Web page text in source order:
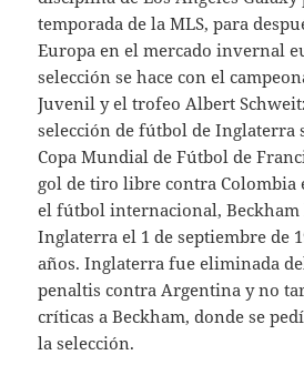
temporada de la MLS, para
Europa en el mercado invernal
selección se hace con el
Juvenil y el trofeo Albert
selección de fútbol de Inglaterra
Copa Mundial de Fútbol de
gol de tiro libre contra Colombia
el fútbol internacional,
Inglaterra el 1 de septiembre de
años. Inglaterra fue eliminada
penaltis contra Argentina y no
críticas a Beckham, donde se
la selección.